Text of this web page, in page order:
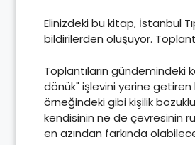
Elinizdeki bu kitap, İstanbul
bildirilerden oluşuyor.
Toplantıların gündemindeki
dönük" işlevini yerine getiren
örneğindeki gibi kişilik
kendisinin ne de çevresinin
en azından farkında